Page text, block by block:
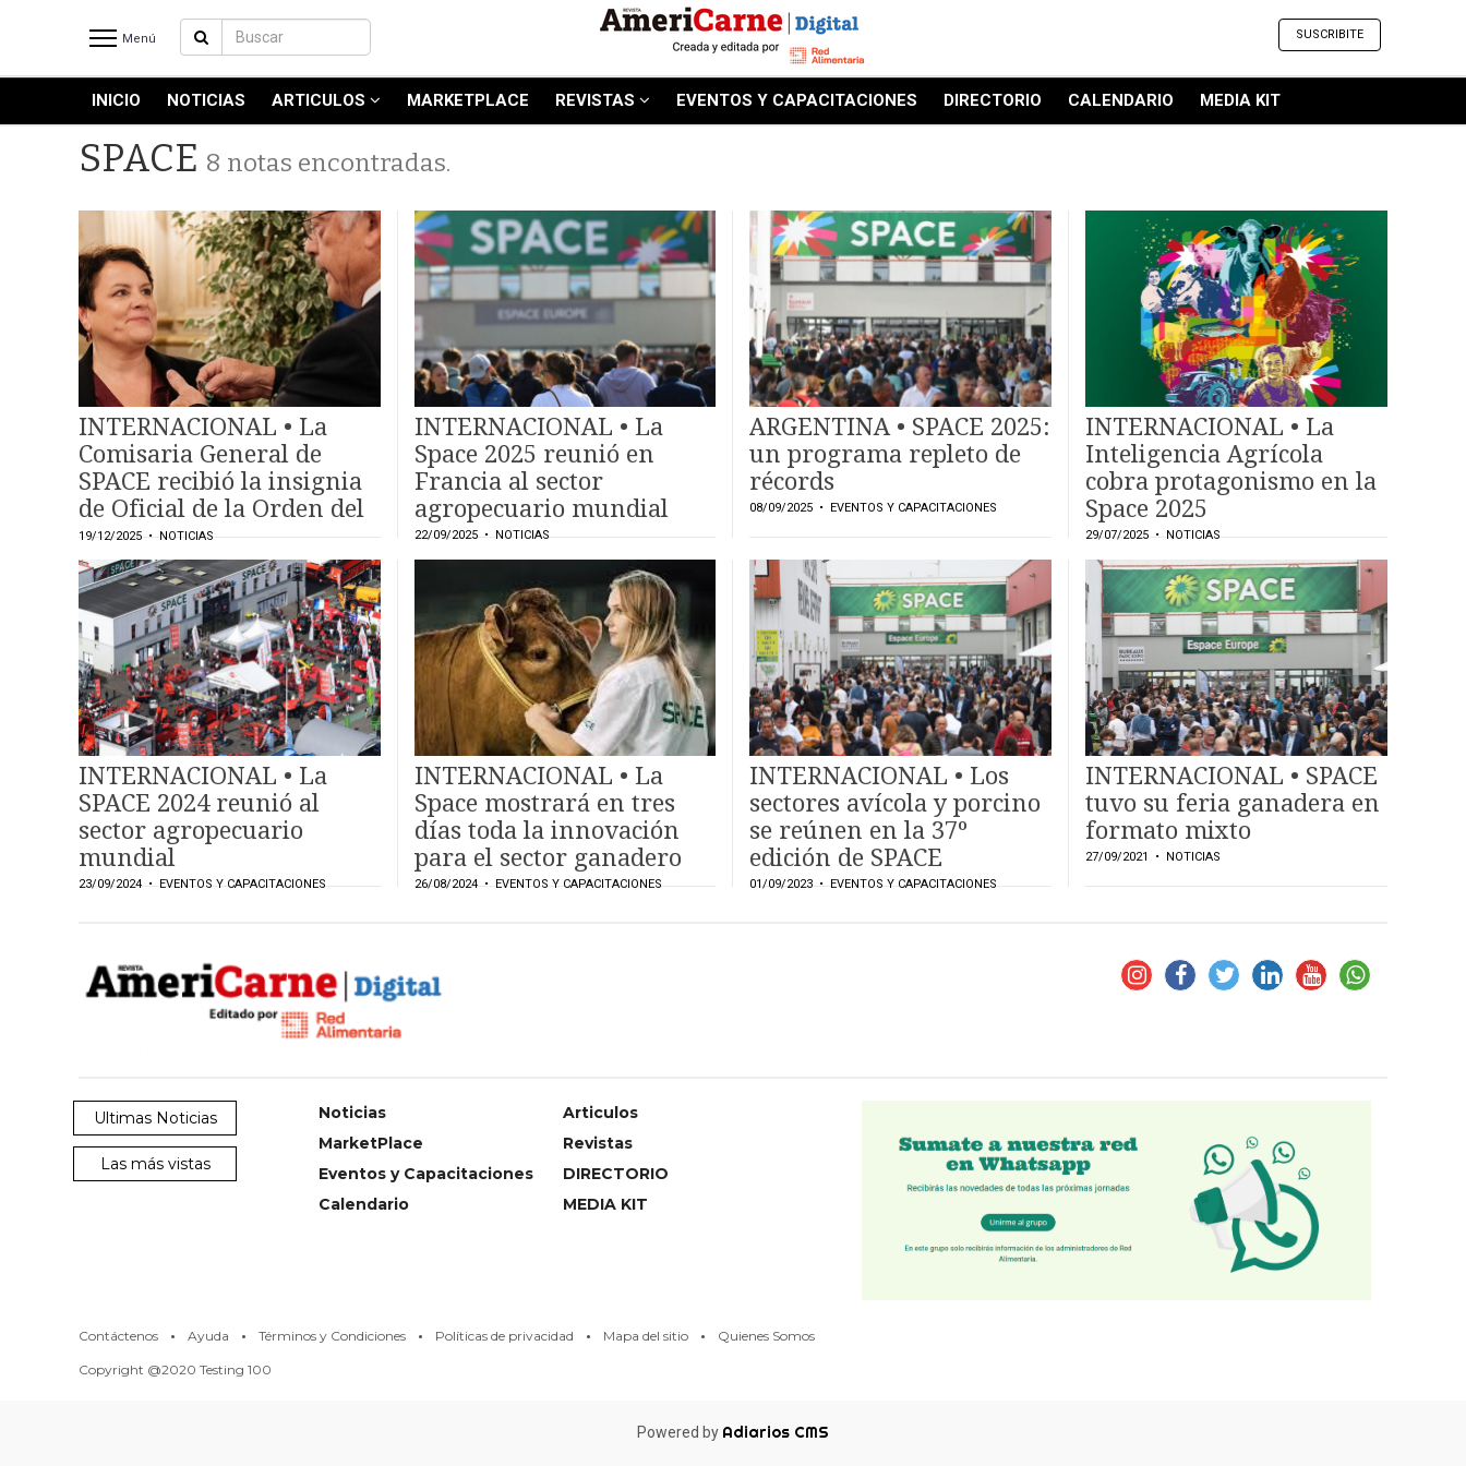
NOTICIAS RECIENTES
NOTICIAS
ARTICULOS
PRODUCCIÓN
PROCESO
PRODUCTO
NUEVOS PRODUCTOS
MARKETPLACE
REVISTAS
REVISTAS
CATÁLOGO DE CORTES DE
CARNE VACUNA
EVENTOS Y
CAPACITACIONES
DIRECTORIO
CALENDARIO
MEDIA KIT
SERVICIOS
CONTÁCTENOS
PRIVACIDAD
Menú SUSCRIBITE
INICIO NOTICIAS ARTICULOS MARKETPLACE REVISTAS EVENTOS Y CAPACITACIONES DIRECTORIO CALENDARIO MEDIA KIT
SPACE 8 notas encontradas.
INTERNACIONAL • La
Comisaria General de
SPACE recibió la insignia
de Oficial de la Orden del
Mérito Agrícola
19/12/2025 • NOTICIAS
INTERNACIONAL • La
Space 2025 reunió en
Francia al sector
agropecuario mundial
22/09/2025• NOTICIAS
ARGENTINA • SPACE 2025:
un programa repleto de
récords
08/09/2025 • EVENTOS Y CAPACITACIONES
INTERNACIONAL • La
Inteligencia Agrícola
cobra protagonismo en la
Space 2025
29/07/2025• NOTICIAS
INTERNACIONAL • La
SPACE 2024 reunió al
sector agropecuario
mundial
23/09/2024 • EVENTOS Y CAPACITACIONES
INTERNACIONAL • La
Space mostrará en tres
días toda la innovación
para el sector ganadero
26/08/2024• EVENTOS Y CAPACITACIONES
INTERNACIONAL • Los
sectores avícola y porcino
se reúnen en la 37º
edición de SPACE
01/09/2023 • EVENTOS Y CAPACITACIONES
INTERNACIONAL • SPACE
tuvo su feria ganadera en
formato mixto
27/09/2021 • NOTICIAS
Ultimas Noticias
Las más vistas
Noticias
Articulos
MarketPlace
Revistas
Eventos y Capacitaciones
DIRECTORIO
Calendario
MEDIA KIT
Contáctenos · Ayuda · Términos y Condiciones · Políticas de privacidad · Mapa del sitio · Quienes Somos
Copyright @2020 Testing 100
Powered by Adiarios CMS